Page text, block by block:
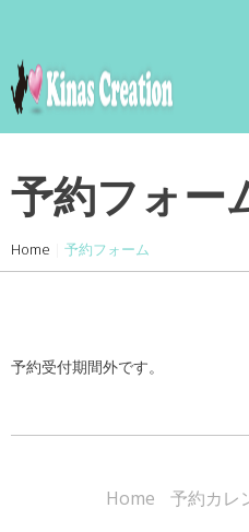
content
予約フォー
Home 予約フォーム
予約受付期間外です。
Home 予約カレ